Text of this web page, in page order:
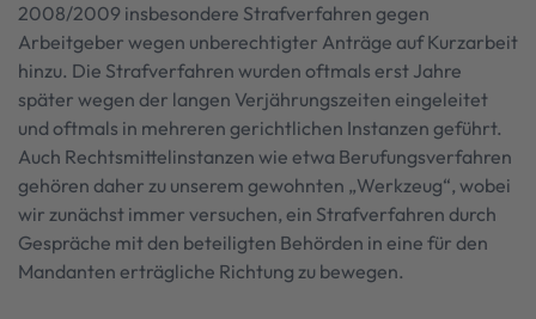
2008/2009 insbesondere Strafverfahren gegen
Arbeitgeber wegen unberechtigter Anträge auf Kurzarbeit
hinzu. Die Strafverfahren wurden oftmals erst Jahre
später wegen der langen Verjährungszeiten eingeleitet
und oftmals in mehreren gerichtlichen Instanzen geführt.
Auch Rechtsmittelinstanzen wie etwa Berufungsverfahren
gehören daher zu unserem gewohnten „Werkzeug“, wobei
wir zunächst immer versuchen, ein Strafverfahren durch
Gespräche mit den beteiligten Behörden in eine für den
Mandanten erträgliche Richtung zu bewegen.